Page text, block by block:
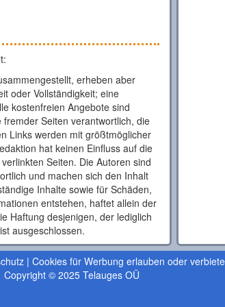
erheben aber
oder Vollständigkeit; eine
kostenfreien Angebote sind
Seiten verantwortlich, die
Links werden mit größtmöglicher
hat keinen Einfluss auf die
Seiten. Die Autoren sind
und machen sich den Inhalt
Inhalte sowie für Schäden,
entstehen, haftet allein der
Haftung desjenigen, der lediglich
ausgeschlossen.
| Cookies für Werbung erlauben oder
Copyright © 2025 Telauges OÜ